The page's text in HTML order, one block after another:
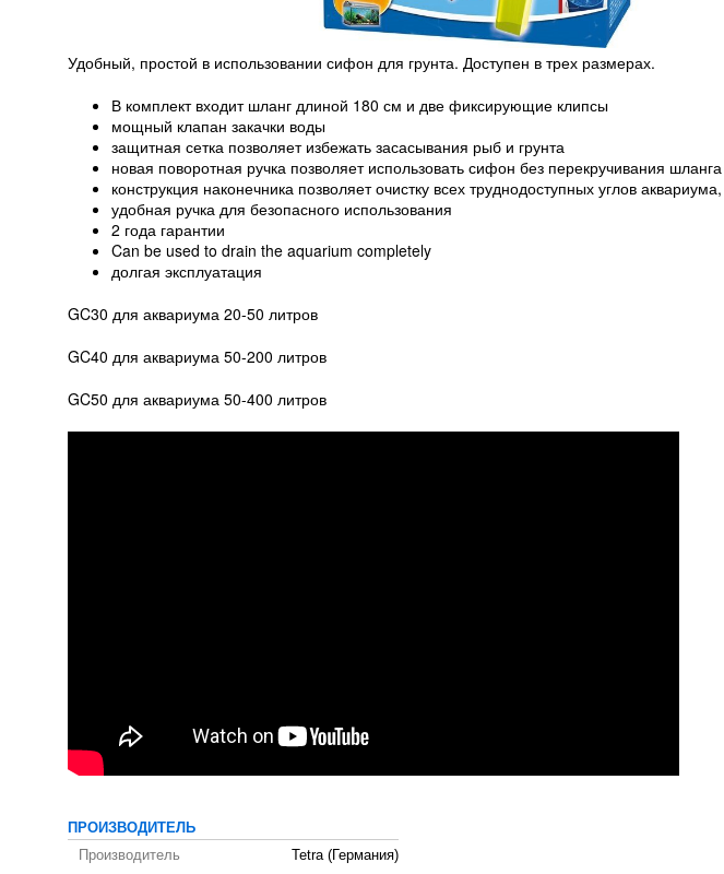
Удобный, простой в использовании сифон для грунта. Доступен в трех размерах.
В комплект входит шланг длиной 180 см и две фиксирующие клипсы
мощный клапан закачки воды
защитная сетка позволяет избежать засасывания рыб и грунта
новая поворотная ручка позволяет использовать сифон без перекручивания шланга
конструкция наконечника позволяет очистку всех труднодоступных углов
удобная ручка для безопасного использования
2 года гарантии
Can be used to drain the aquarium completely
долгая эксплуатация
GC30 для аквариума 20-50 литров
GC40 для аквариума 50-200 литров
GC50 для аквариума 50-400 литров
ПРОИЗВОДИТЕЛЬ
Производитель
Tetra (Германия)